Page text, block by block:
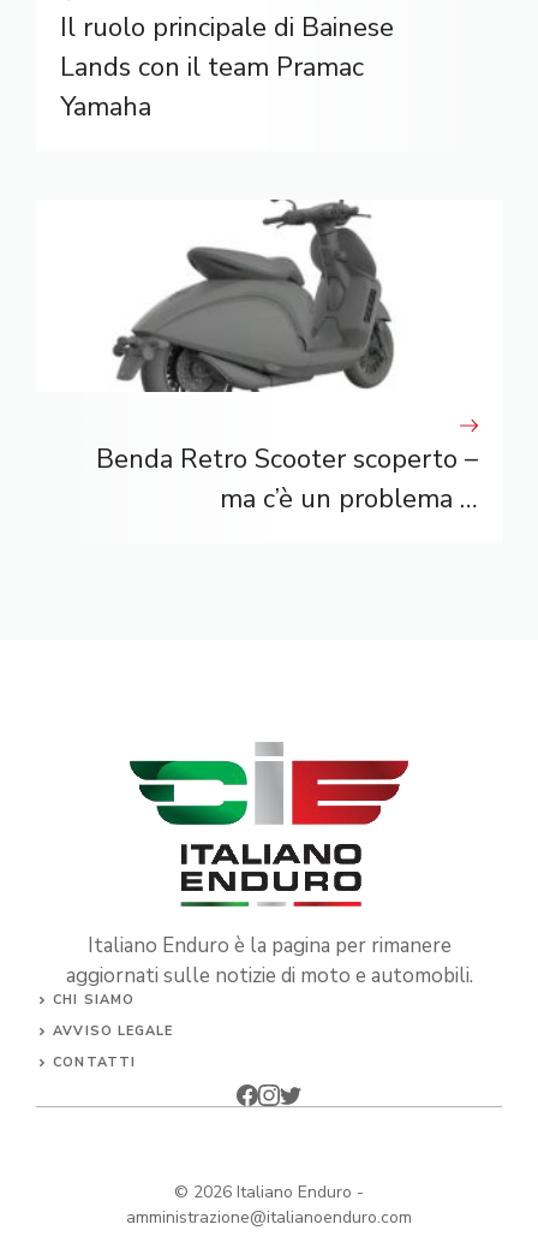
Il ruolo principale di Bainese
Lands con il team Pramac
Yamaha
Benda Retro Scooter scoperto –
ma c’è un problema …
Italiano Enduro è la pagina per rimanere
aggiornati sulle notizie di moto e automobili.
CHI SIAMO
AVVISO LEGALE
CONTATTI
© 2026 Italiano Enduro -
amministrazione@italianoenduro.com